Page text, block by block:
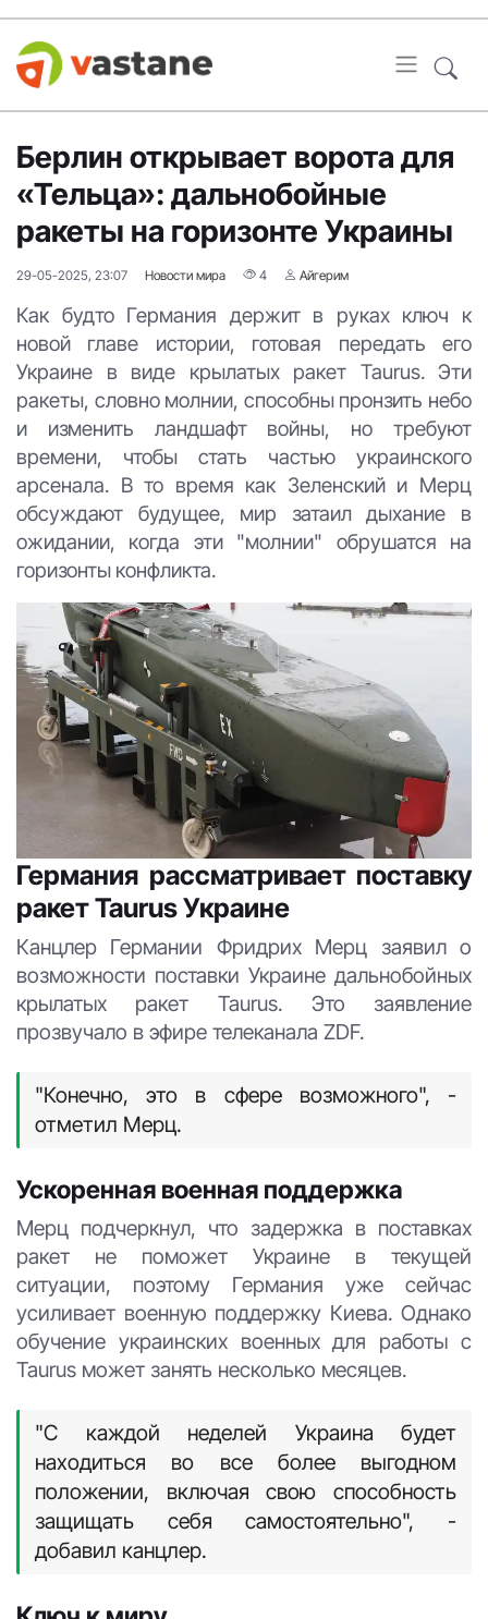
Берлин открывает ворота для
«Тельца»: дальнобойные
ракеты на горизонте Украины
29-05-2025, 23:07 Новости мира 4 Айгерим
Как будто Германия держит в руках ключ к
новой главе истории, готовая передать его
Украине в виде крылатых ракет Taurus. Эти
ракеты, словно молнии, способны пронзить небо
и изменить ландшафт войны, но требуют
времени, чтобы стать частью украинского
арсенала. В то время как Зеленский и Мерц
обсуждают будущее, мир затаил дыхание в
ожидании, когда эти "молнии" обрушатся на
горизонты конфликта.
Германия рассматривает поставку
ракет Taurus Украине
Канцлер Германии Фридрих Мерц заявил о
возможности поставки Украине дальнобойных
крылатых ракет Taurus. Это заявление
прозвучало в эфире телеканала ZDF.
"Конечно, это в сфере возможного", -
отметил Мерц.
Ускоренная военная поддержка
Мерц подчеркнул, что задержка в поставках
ракет не поможет Украине в текущей
ситуации, поэтому Германия уже сейчас
усиливает военную поддержку Киева. Однако
обучение украинских военных для работы с
Taurus может занять несколько месяцев.
"С каждой неделей Украина будет
находиться во все более выгодном
положении, включая свою способность
защищать себя самостоятельно", -
добавил канцлер.